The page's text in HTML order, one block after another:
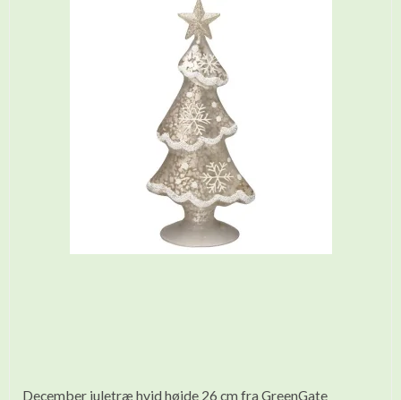
December juletræ hvid højde 26 cm fra GreenGate